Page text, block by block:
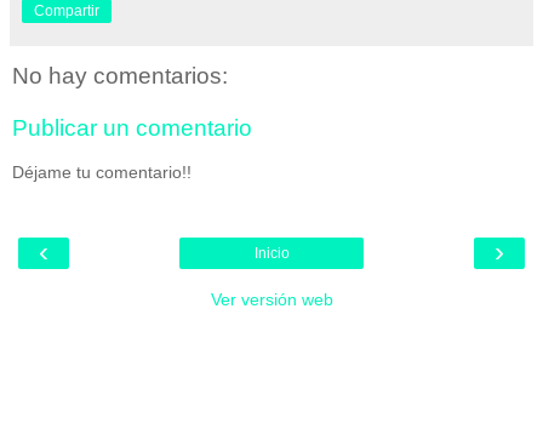
Compartir
No hay comentarios:
Publicar un comentario
Déjame tu comentario!!
‹ ›
Inicio
Ver versión web